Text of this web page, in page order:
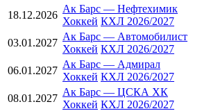
18.12.2026
Ак Барс — Нефтехимик
Хоккей КХЛ 2026/2027
03.01.2027
Ак Барс — Автомобилист
Хоккей КХЛ 2026/2027
06.01.2027
Ак Барс — Адмирал
Хоккей КХЛ 2026/2027
08.01.2027
Ак Барс — ЦСКА ХК
Хоккей КХЛ 2026/2027